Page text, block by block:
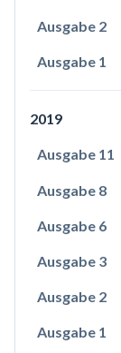
Ausgabe 2
Ausgabe 1
2019
Ausgabe 11
Ausgabe 8
Ausgabe 6
Ausgabe 3
Ausgabe 2
Ausgabe 1